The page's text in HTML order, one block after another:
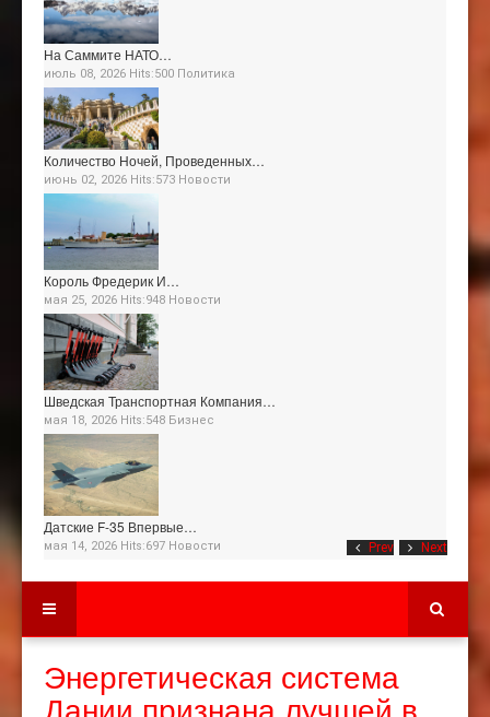
Prev Next
На Саммите НАТО…
июль 08, 2026 Hits:500 Политика
Количество Ночей, Проведенных…
июнь 02, 2026 Hits:573 Новости
Король Фредерик И…
мая 25, 2026 Hits:948 Новости
Шведская Транспортная Компания…
мая 18, 2026 Hits:548 Бизнес
Датские F-35 Впервые…
мая 14, 2026 Hits:697 Новости
Энергетическая система